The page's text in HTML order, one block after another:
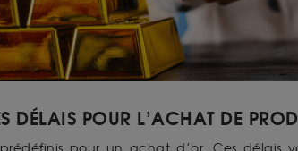
DÉLAIS POUR L’ACHAT DE